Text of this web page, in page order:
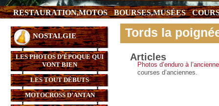
RESTAURATION,MOTOS BOURSES,MUSÉES
NOSTALGIE
LES PHOTOS D’ÉPOQUE QUI
VONT BIEN
LES TOUT DÉBUTS
MOTOCROSS D’ANTAN
Tords la
Articles
Photos d’enduro à l’ancienne
courses d’anciennes.